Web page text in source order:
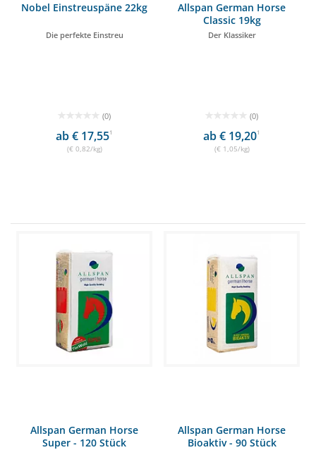
Nobel Einstreuspäne 22kg
Die perfekte Einstreu
(0)
ab € 17,551
(€ 0,82/kg)
Allspan German Horse
Classic 19kg
Der Klassiker
(0)
ab € 19,201
(€ 1,05/kg)
Allspan German Horse
Super - 120 Stück
Allspan German Horse
Bioaktiv - 90 Stück